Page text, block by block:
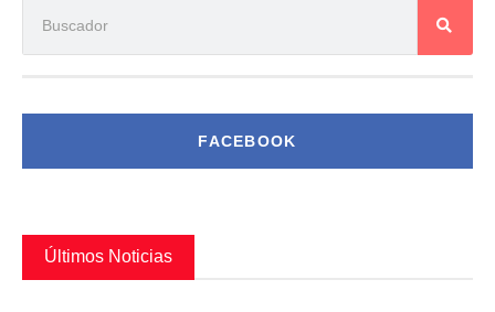
FACEBOOK
Últimos Noticias